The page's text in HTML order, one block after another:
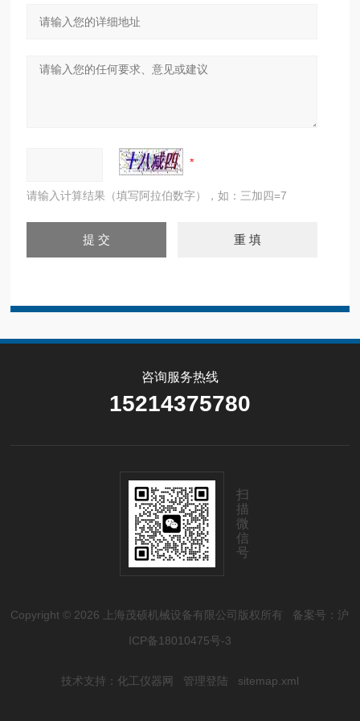
请输入计算结果（填写阿拉伯数字），如：三加四=7
咨询服务热线
15214375780
扫
描
微
信
号
Copyright © 2026 上海茂硕机械设备有限公司版权所有 备案号：沪
ICP备18010475号-3
技术支持： 化工仪器网 管理登陆 sitemap.xml